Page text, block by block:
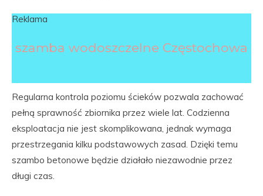
Reklama
szamba wodoszczelne Częstochowa
Regularna kontrola poziomu ścieków pozwala zachować
pełną sprawność zbiornika przez wiele lat. Codzienna
eksploatacja nie jest skomplikowana, jednak wymaga
przestrzegania kilku podstawowych zasad. Dzięki temu
szambo betonowe będzie działało niezawodnie przez
długi czas.